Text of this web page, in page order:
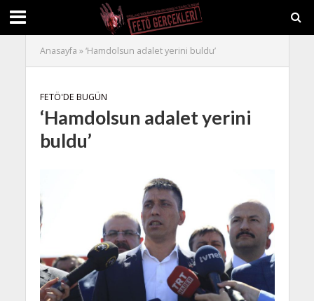
Anasayfa »‘Hamdolsun adalet yerini buldu’
FETÖ'DE BUGÜN
‘Hamdolsun adalet yerini
buldu’